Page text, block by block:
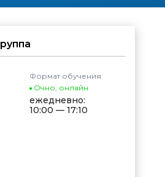
Формат обучения
Очно, онлайн
ежедневно:
10:00 — 17:10